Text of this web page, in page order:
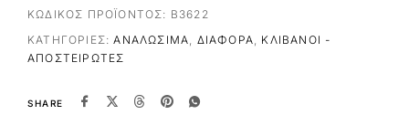
ΚΩΔΙΚΌΣ ΠΡΟΪΌΝΤΟΣ: B3622
ΚΑΤΗΓΟΡΊΕΣ:ΑΝΑΛΏΣΙΜΑ, ΔΙΆΦΟΡΑ, ΚΛΊΒΑΝΟΙ -
ΑΠΟΣΤΕΙΡΩΤΈΣ
SHARE